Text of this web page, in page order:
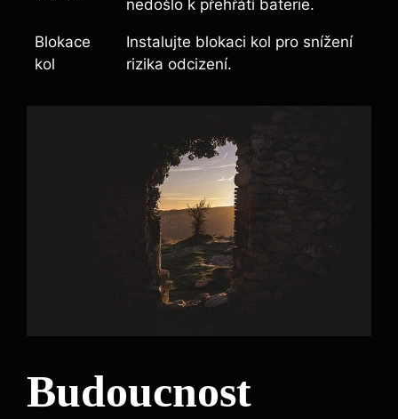
nedošlo k přehřátí baterie.
Blokace
kol
Instalujte blokaci kol pro snížení
rizika odcizení.
Budoucnost